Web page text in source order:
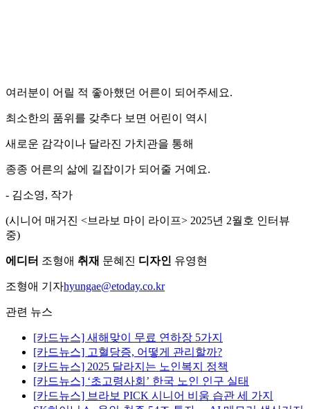
여러분이 어릴 적 좋아했던 어른이 되어주세요.
최소한의 품위를 갖추다 보면 어린이 역시
새로운 감각이나 달라진 가치관을 통해
종종 어른의 삶에 길잡이가 되어줄 거예요.
- 김소영, 작가
(시니어 매거진 <브라보 마이 라이프> 2025년 2월호 인터뷰
중)
에디터 조형애 취재 문혜진 디자인 유영현
조형애 기자hyungae@etoday.co.kr
관련 뉴스
[카드뉴스] 새해맞이 무료 연하장 5가지
[카드뉴스] 고혈당증, 어떻게 관리할까?
[카드뉴스] 2025 달라지는 노인복지 정책
[카드뉴스] ‘초고령사회’ 한국 노인 인구 실태
[카드뉴스] 브라보 PICK 시니어 비움 습관 세 가지